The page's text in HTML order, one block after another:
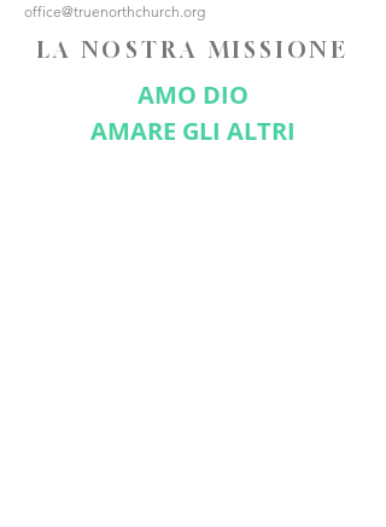
office@truenorthchurch.org
LA NOSTRA MISSIONE
AMO DIO
AMARE GLI ALTRI